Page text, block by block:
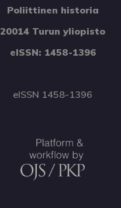
Poliittinen historia
20014 Turun yliopisto
eISSN: 1458-1396
eISSN 1458-1396